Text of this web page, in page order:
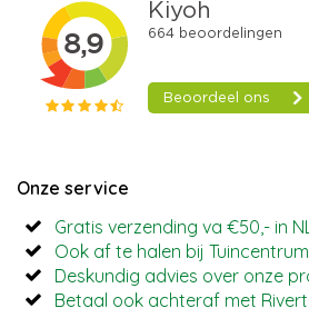
Onze service
Gratis verzending va €50,- in
Ook af te halen bij
Deskundig advies over onze
Betaal ook achteraf met